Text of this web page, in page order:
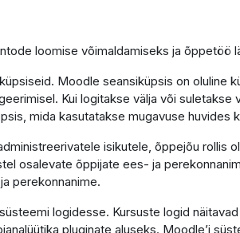
loomise võimaldamiseks ja õppetöö
Moodle seansiküpsis on oluline
Kui logitakse välja või
mida kasutatakse mugavuse huvides
isikutele, õppejõu rollis
osalevate õppijate ees- ja
perekonnanime.
logidesse. Kursuste logid
pluginate aluseks. Moodle’i